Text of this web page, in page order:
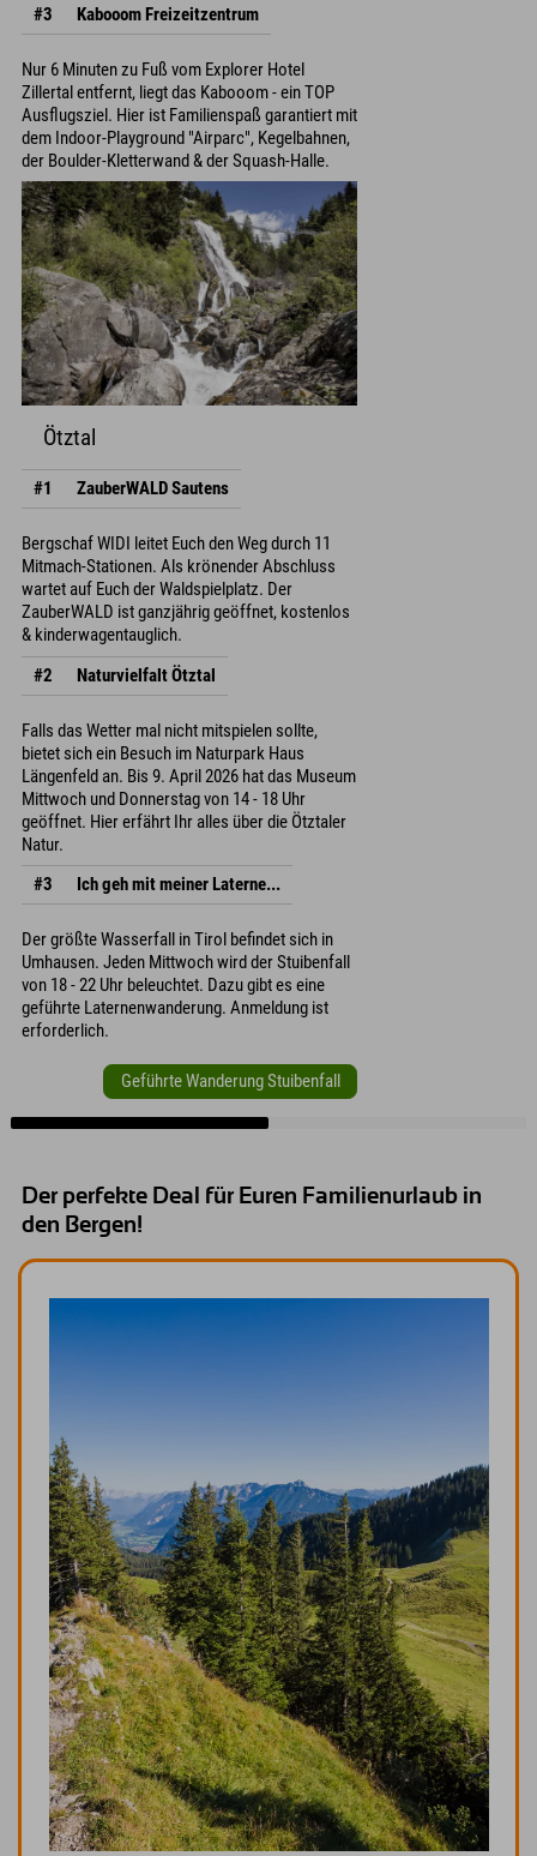
#3 Kabooom Freizeitzentrum
Nur 6 Minuten zu Fuß vom Explorer Hotel
Zillertal entfernt, liegt das Kabooom - ein TOP
Ausflugsziel. Hier ist Familienspaß garantiert mit
dem Indoor-Playground "Airparc", Kegelbahnen,
der Boulder-Kletterwand & der Squash-Halle.
Ötztal
#1 ZauberWALD Sautens
Bergschaf WIDI leitet Euch den Weg durch 11
Mitmach-Stationen. Als krönender Abschluss
wartet auf Euch der Waldspielplatz. Der
ZauberWALD ist ganzjährig geöffnet, kostenlos
& kinderwagentauglich.
#2
Naturvielfalt Ötztal
Falls das Wetter mal nicht mitspielen sollte,
bietet sich ein Besuch im Naturpark Haus
Längenfeld an. Bis 9. April 2026 hat das Museum
Mittwoch und Donnerstag von 14 - 18 Uhr
geöffnet. Hier erfährt Ihr alles über die Ötztaler
Natur.
#3
Ich geh mit meiner Laterne...
Der größte Wasserfall in Tirol befindet sich in
Umhausen. Jeden Mittwoch wird der Stuibenfall
von 18 - 22 Uhr beleuchtet. Dazu gibt es eine
geführte Laternenwanderung. Anmeldung ist
erforderlich.
Geführte Wanderung Stuibenfall
Der perfekte Deal für Euren Familienurlaub in
den Bergen!